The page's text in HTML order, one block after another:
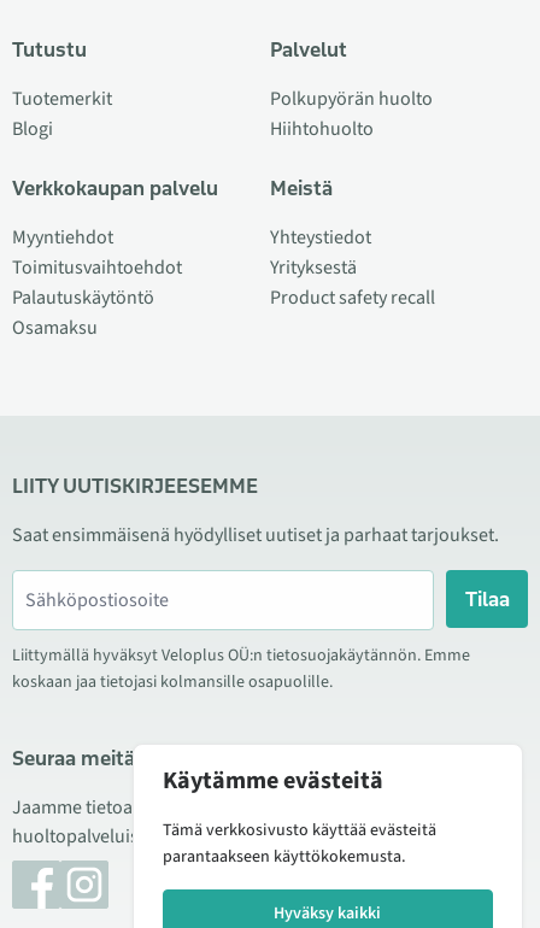
Tutustu
Tuotemerkit
Blogi
Verkkokaupan palvelu
Myyntiehdot
Toimitusvaihtoehdot
Palautuskäytöntö
Osamaksu
Palvelut
Polkupyörän huolto
Hiihtohuolto
Meistä
Yhteystiedot
Yrityksestä
Product safety recall
LIITY UUTISKIRJEESEMME
Saat ensimmäisenä hyödylliset uutiset ja parhaat tarjoukset.
Tilaa
Liittymällä hyväksyt Veloplus OÜ:n tietosuojakäytännön. Emme
koskaan jaa tietojasi kolmansille osapuolille.
Seuraa meitä sosiaalisessa mediassa
Jaamme tietoa hyvistä tarjouksista, uusista tuotteista ja
huoltopalveluista. Joskus julkaisemme myös tuote-esittelyjä.
Käytämme evästeitä
Tämä verkkosivusto käyttää evästeitä
parantaakseen käyttökokemusta.
Hyväksy kaikki